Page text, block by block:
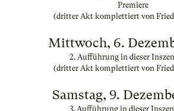
Premiere
(dritter Akt komplettiert von
Mittwoch, 6.
2. Aufführung in dieser
(dritter Akt komplettiert von
Samstag, 9.
3. Aufführung in dieser